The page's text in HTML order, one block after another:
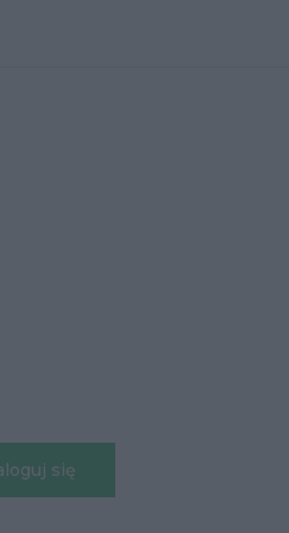
się